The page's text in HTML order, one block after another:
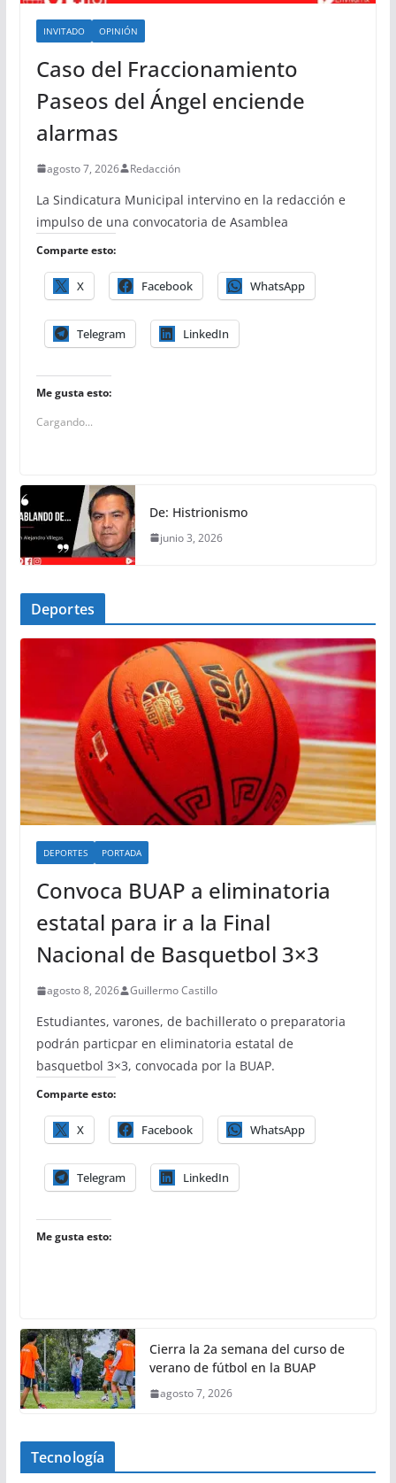
INVITADO OPINIÓN
Caso del Fraccionamiento
Paseos del Ángel enciende
alarmas
agosto 7, 2026 Redacción
La Sindicatura Municipal intervino en la redacción e
impulso de una convocatoria de Asamblea
Comparte esto:
X Facebook WhatsApp
Telegram LinkedIn
Me gusta esto:
Cargando...
De: Histrionismo
junio 3, 2026
Deportes
DEPORTES PORTADA
Convoca BUAP a eliminatoria
estatal para ir a la Final
Nacional de Basquetbol 3×3
agosto 8, 2026 Guillermo Castillo
Estudiantes, varones, de bachillerato o preparatoria
podrán particpar en eliminatoria estatal de
basquetbol 3×3, convocada por la BUAP.
Comparte esto:
X Facebook WhatsApp
Telegram LinkedIn
Me gusta esto:
Cierra la 2a semana del curso de
verano de fútbol en la BUAP
agosto 7, 2026
Tecnología